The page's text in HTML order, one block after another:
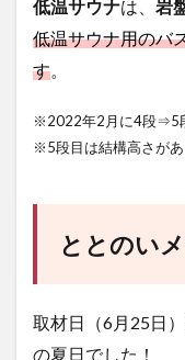
低温サウナは、 岩
低温サウナ用のバ
す
※2022年2月に4段⇒5
※5段目は結構高さがあ
ととのい
取材日（6月25日
の夏日でした！